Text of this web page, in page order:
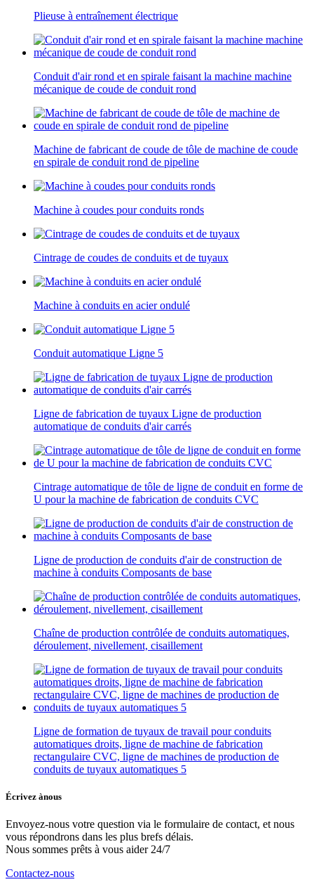
Plieuse à entraînement électrique
Conduit d'air rond et en spirale faisant la machine machine
mécanique de coude de conduit rond
Machine de fabricant de coude de tôle de machine de coude
en spirale de conduit rond de pipeline
Machine à coudes pour conduits ronds
Cintrage de coudes de conduits et de tuyaux
Machine à conduits en acier ondulé
Conduit automatique Ligne 5
Ligne de fabrication de tuyaux Ligne de production
automatique de conduits d'air carrés
Cintrage automatique de tôle de ligne de conduit en forme de
U pour la machine de fabrication de conduits CVC
Ligne de production de conduits d'air de construction de
machine à conduits Composants de base
Chaîne de production contrôlée de conduits automatiques,
déroulement, nivellement, cisaillement
Ligne de formation de tuyaux de travail pour conduits
automatiques droits, ligne de machine de fabrication
rectangulaire CVC, ligne de machines de production de
conduits de tuyaux automatiques 5
Écrivez ànous
Envoyez-nous votre question via le formulaire de contact, et nous
vous répondrons dans les plus brefs délais.
Nous sommes prêts à vous aider 24/7
Contactez-nous